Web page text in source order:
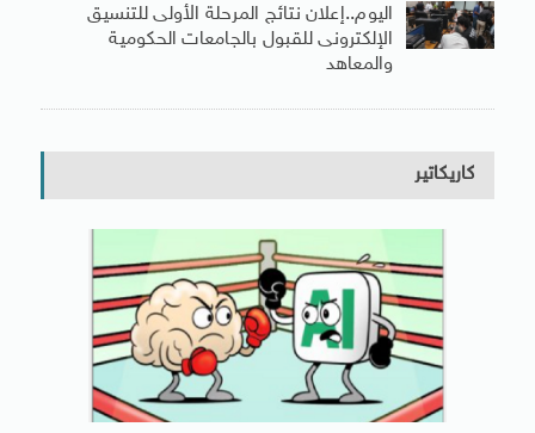
اليوم..إعلان نتائج المرحلة الأولى للتنسيق
الإلكترونى للقبول بالجامعات الحكومية
والمعاهد
كاريكاتير